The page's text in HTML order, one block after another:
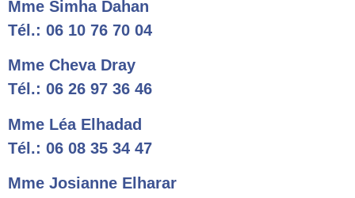
Mme Simha Dahan
Tél.: 06 10 76 70 04
Mme Cheva Dray
Tél.: 06 26 97 36 46
Mme Léa Elhadad
Tél.: 06 08 35 34 47
Mme Josianne Elharar